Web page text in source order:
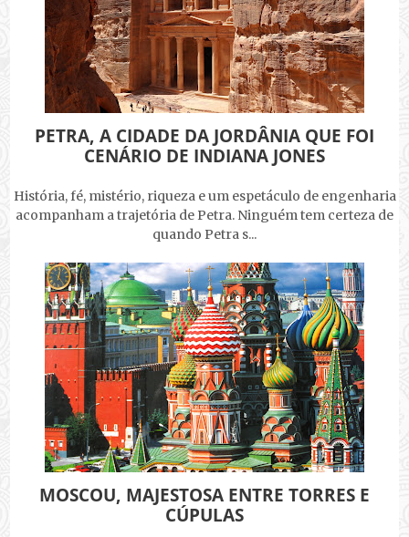
PETRA, A CIDADE DA JORDÂNIA QUE FOI
CENÁRIO DE INDIANA JONES
História, fé, mistério, riqueza e um espetáculo de engenharia
acompanham a trajetória de Petra. Ninguém tem certeza de
quando Petra s...
MOSCOU, MAJESTOSA ENTRE TORRES E
CÚPULAS